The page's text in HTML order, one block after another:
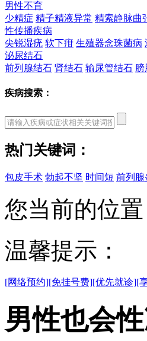
男性不育
少精症 精子精液异常 精索静脉曲
性传播疾病
尖锐湿疣 软下疳 生殖器念珠菌病
泌尿结石
前列腺结石 肾结石 输尿管结石 膀
疾病搜索：
热门关键词：
包皮手术 勃起不坚 时间短 前列腺
您当前的位置
温馨提示：
[网络预约][免挂号费][优先就诊][
男性也会